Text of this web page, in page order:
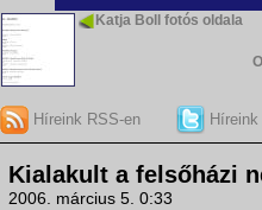
Katja Boll fotós oldala
Híreink RSS-en Híreink
Kialakult a felsőházi
2006. március 5. 0:33